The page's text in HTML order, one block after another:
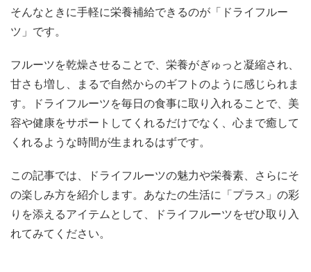
そんなときに手軽に栄養補給できるのが「ドライフルー
ツ」です。
フルーツを乾燥させることで、栄養がぎゅっと凝縮され、
甘さも増し、まるで自然からのギフトのように感じられま
す。ドライフルーツを毎日の食事に取り入れることで、美
容や健康をサポートしてくれるだけでなく、心まで癒して
くれるような時間が生まれるはずです。
この記事では、ドライフルーツの魅力や栄養素、さらにそ
の楽しみ方を紹介します。あなたの生活に「プラス」の彩
りを添えるアイテムとして、ドライフルーツをぜひ取り入
れてみてください。